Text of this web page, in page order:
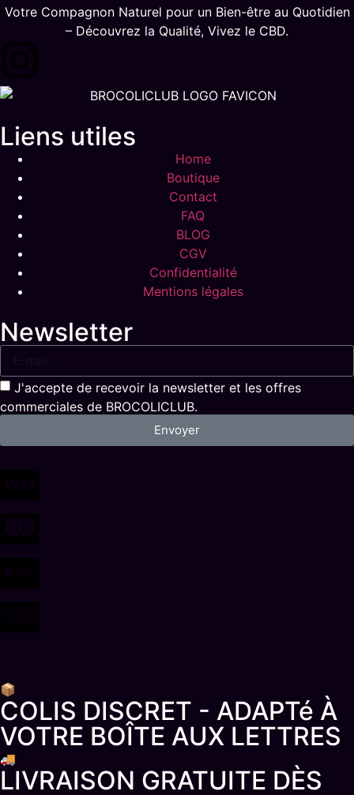
Votre Compagnon Naturel pour un Bien-être au Quotidien
– Découvrez la Qualité, Vivez le CBD.
Liens utiles
Home
Boutique
Contact
FAQ
BLOG
CGV
Confidentialité
Mentions légales
Newsletter
J'accepte de recevoir la newsletter et les offres
commerciales de BROCOLICLUB.
Envoyer
📦
COLIS DISCRET - ADAPTé À
VOTRE BOÎTE AUX LETTRES
🚚
LIVRAISON GRATUITE DÈS